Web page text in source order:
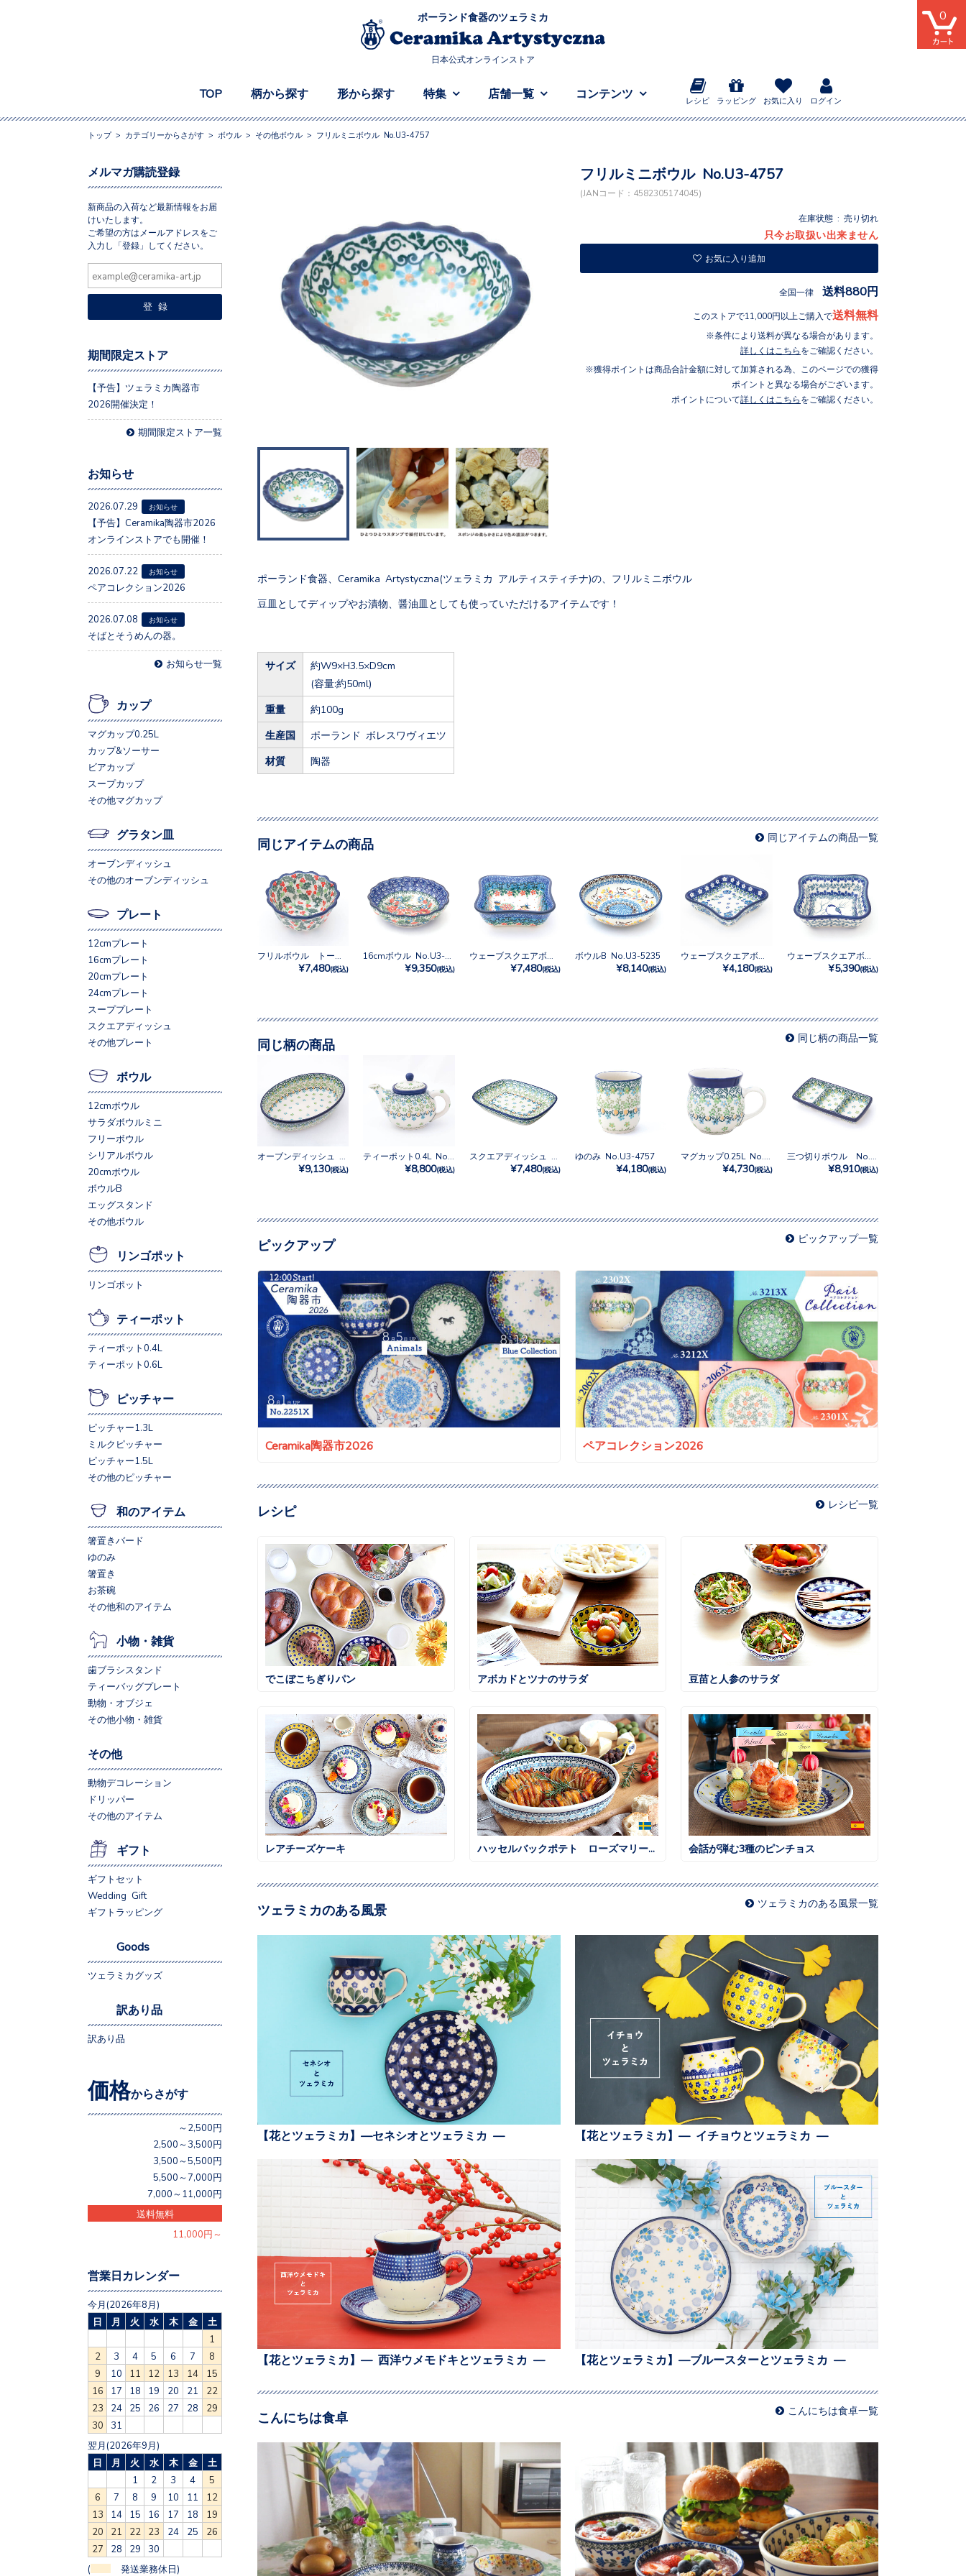
ポーランド食器のツェラミカ
日本公式オンラインストア
TOP 柄から探す 形から探す 特集 店舗一覧 コンテンツ
レシピ ラッピング お気に入り ログイン
0
トップ> カテゴリーからさがす > ボウル > その他ボウル > フリルミニボウル No.U3-4757
フリルミニボウル No.U3-4757
(JANコード：4582305174045)
在庫状態 : 売り切れ
只今お取扱い出来ません
お気に入り追加
全国一律 送料880円
このストアで11,000円以上ご購入で送料無料
条件により送料が異なる場合があります。
詳しくはこちら をご確認ください。
獲得ポイントは商品合計金額に対して加算される為、このページでの獲得
ポイントと異なる場合がございます。
ポイントについて詳しくはこちら をご確認ください。
ポーランド食器、Ceramika Artystyczna(ツェラミカ アルティスティチナ)の、フリルミニボウル
豆皿としてディップやお漬物、醤油皿としても使っていただけるアイテムです！
サイズ
約W9×H3.5×D9cm
(容量:約50ml)
重量 約100g
生産国 ポーランド ボレスワヴィエツ
材質 陶器
同じアイテムの商品 同じアイテムの商品一覧
¥7,480(税込) ¥9,350(税込) ¥7,480(税込)
ボウルB No.U3-5235
¥8,140(税込) ¥4,180(税込) ¥5,390(税込)
同じ柄の商品 同じ柄の商品一覧
¥9,130(税込) ¥8,800(税込) ¥7,480(税込)
ゆのみ No.U3-4757
¥4,180(税込) ¥4,730(税込) ¥8,910(税込)
ピックアップ ピックアップ一覧
Ceramika陶器市2026 ペアコレクション2026
レシピ レシピ一覧
でこぼこちぎりパン アボカドとツナのサラダ 豆苗と人参のサラダ
レアチーズケーキ ハッセルバックポテト ローズマリー風味 会話が弾む3種のピンチョス
ツェラミカのある風景 ツェラミカのある風景一覧
【花とツェラミカ】—セネシオとツェラミカ — 【花とツェラミカ】— イチョウとツェラミカ —
【花とツェラミカ】— 西洋ウメモドキとツェラミカ — 【花とツェラミカ】—ブルースターとツェラミカ —
こんにちは食卓 こんにちは食卓一覧
メルマガ購読登録
新商品の入荷など最新情報をお届
けいたします。
ご希望の方はメールアドレスをご
入力し「登録」してください。
期間限定ストア
【予告】ツェラミカ陶器市
2026開催決定！
期間限定ストア一覧
お知らせ
2026.07.29 お知らせ
【予告】Ceramika陶器市2026
オンラインストアでも開催！
2026.07.22 お知らせ
ペアコレクション2026
2026.07.08 お知らせ
そばとそうめんの器。
お知らせ一覧
カップ
マグカップ0.25L
カップ&ソーサー
ビアカップ
スープカップ
その他マグカップ
グラタン皿
オーブンディッシュ
その他のオーブンディッシュ
プレート
12cmプレート
16cmプレート
20cmプレート
24cmプレート
スーププレート
スクエアディッシュ
その他プレート
ボウル
12cmボウル
サラダボウルミニ
フリーボウル
シリアルボウル
20cmボウル
ボウルB
エッグスタンド
その他ボウル
リンゴポット
リンゴポット
ティーポット
ティーポット0.4L
ティーポット0.6L
ピッチャー
ピッチャー1.3L
ミルクピッチャー
ピッチャー1.5L
その他のピッチャー
和のアイテム
箸置きバード
ゆのみ
箸置き
お茶碗
その他和のアイテム
小物・雑貨
歯ブラシスタンド
ティーバッグプレート
動物・オブジェ
その他小物・雑貨
その他
動物デコレーション
ドリッパー
その他のアイテム
ギフト
ギフトセット
Wedding Gift
ギフトラッピング
Goods
ツェラミカグッズ
訳あり品
訳あり品
価格からさがす
～2,500円
2,500～3,500円
3,500～5,500円
5,500～7,000円
7,000～11,000円
送料無料
11,000円～
営業日カレンダー
今月(2026年8月)
日
月 火 水 木 金
土
1
2
3 4 5 6 7
8
9
10 11 12 13 14
15
16
17 18 19 20 21
22
23
24 25 26 27 28
29
30
31
翌月(2026年9月)
日
月 火 水 木 金
土
1
2 3 4
5
6
7 8 9 10 11
12
13
14 15 16 17 18
19
20
21 22 23 24 25
26
27
28 29 30
( 発送業務休日)